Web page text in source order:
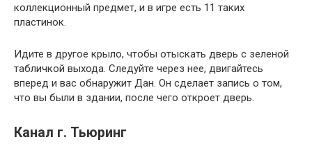
коллекционный предмет, и в игре есть 11 таких
пластинок.
Идите в другое крыло, чтобы отыскать дверь с зеленой
табличкой выхода. Следуйте через нее, двигайтесь
вперед и вас обнаружит Дан. Он сделает запись о том,
что вы были в здании, после чего откроет дверь.
Канал г. Тьюринг